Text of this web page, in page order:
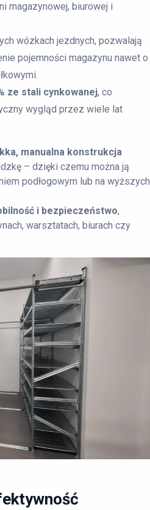
magazynowej, biurowej i
wózkach jezdnych, pozwalają
pojemności magazynu nawet o
ze stali cynkowanej, co
wygląd przez wiele lat
manualna konstrukcja
– dzięki czemu można ją
podłogowym lub na wyższych
i bezpieczeństwo,
warsztatach, biurach czy